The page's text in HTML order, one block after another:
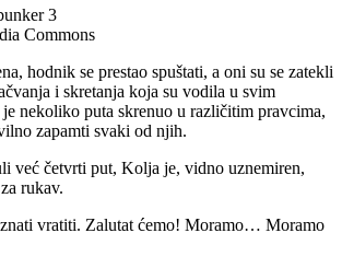
Commons
hodnik se prestao spuštati, a oni su se zatekli
i skretanja koja su vodila u svim
nekoliko puta skrenuo u različitim pravcima,
zapamti svaki od njih.
već četvrti put, Kolja je, vidno uznemiren,
rukav.
vratiti. Zalutat ćemo! Moramo… Moramo